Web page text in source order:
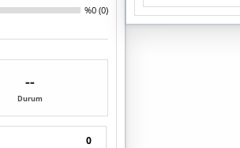
%0 (0)
--
Durum
0